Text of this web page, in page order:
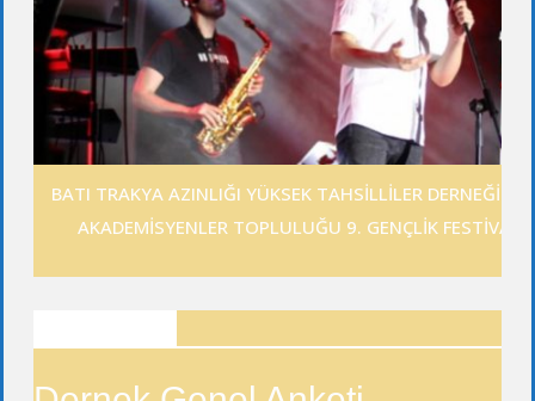
BATI TRAKYA AZINLIĞI YÜKSEK TAHSİLLİLER DERNEĞİ
AKADEMİSYENLER TOPLULUĞU 9. GENÇLİK FESTİVALİ